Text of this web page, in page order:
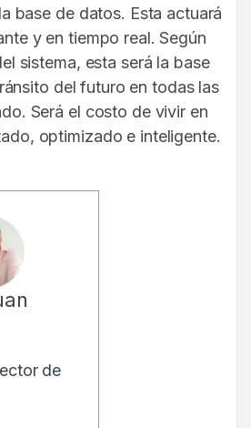
base de datos. Esta actuará
y en tiempo real. Según
sistema, esta será la base
del futuro en todas las
Será el costo de vivir en
optimizado e inteligente.
de